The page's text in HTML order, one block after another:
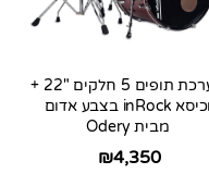
מערכת תופים 5 חלקים 22″ +
וכיסא inRock בצבע אדום
מבית Odery
₪4,350